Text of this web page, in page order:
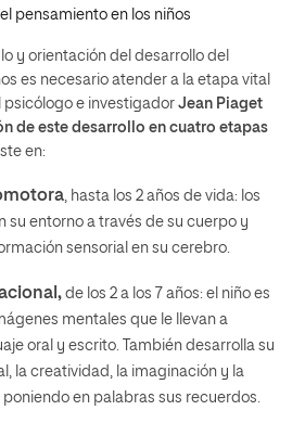
pensamiento en los niños
y orientación del desarrollo del
es necesario atender a la etapa vital
psicólogo e investigador Jean Piaget
de este desarrollo en cuatro etapas
en:
, hasta los 2 años de vida: los
su entorno a través de su cuerpo y
sensorial en su cerebro.
de los 2 a los 7 años: el niño es
mentales que le llevan a
oral y escrito. También desarrolla su
la creatividad, la imaginación y la
en palabras sus recuerdos.